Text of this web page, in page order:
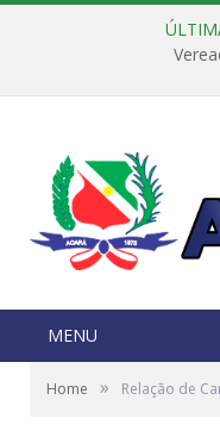
MENU
Home » Relação de